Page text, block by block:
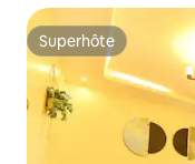
Superhôte
Superhôte